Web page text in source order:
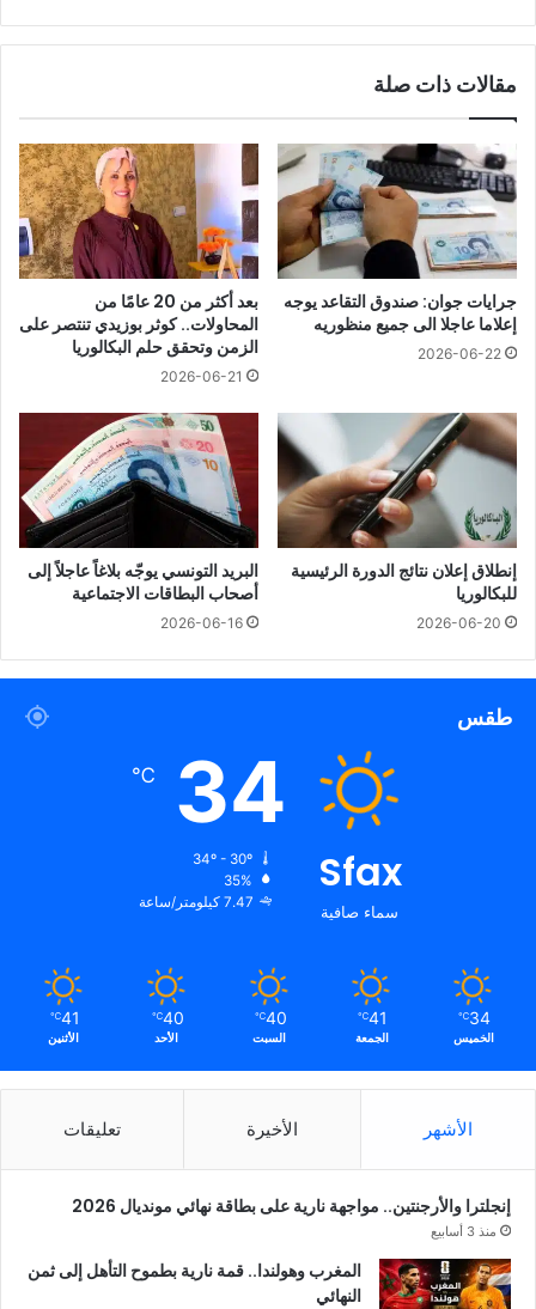
مقالات ذات صلة
جرايات جوان: صندوق التقاعد يوجه
إعلاما عاجلا الى جميع منظوريه
2026-06-22
بعد أكثر من 20 عامًا من
المحاولات.. كوثر بوزيدي تنتصر على
الزمن وتحقق حلم البكالوريا
2026-06-21
إنطلاق إعلان نتائج الدورة الرئيسية
للبكالوريا
2026-06-20
البريد التونسي يوجّه بلاغاً عاجلاً إلى
أصحاب البطاقات الاجتماعية
2026-06-16
طقس
Sfax
سماء صافية
34
℃
35%
7.47 كيلومتر/ساعة
34
℃
الخميس
41
℃
الجمعة
40
℃
السبت
40
℃
الأحد
41
℃
الأثنين
الأشهر الأخيرة تعليقات
إنجلترا والأرجنتين.. مواجهة نارية على بطاقة نهائي مونديال 2026
منذ 3 أسابيع
المغرب وهولندا.. قمة نارية بطموح التأهل إلى ثمن
النهائي